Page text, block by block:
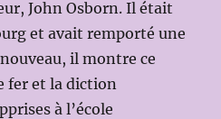
John Osborn. Il était
et avait remporté une
il montre ce
fer et la diction
à l’école